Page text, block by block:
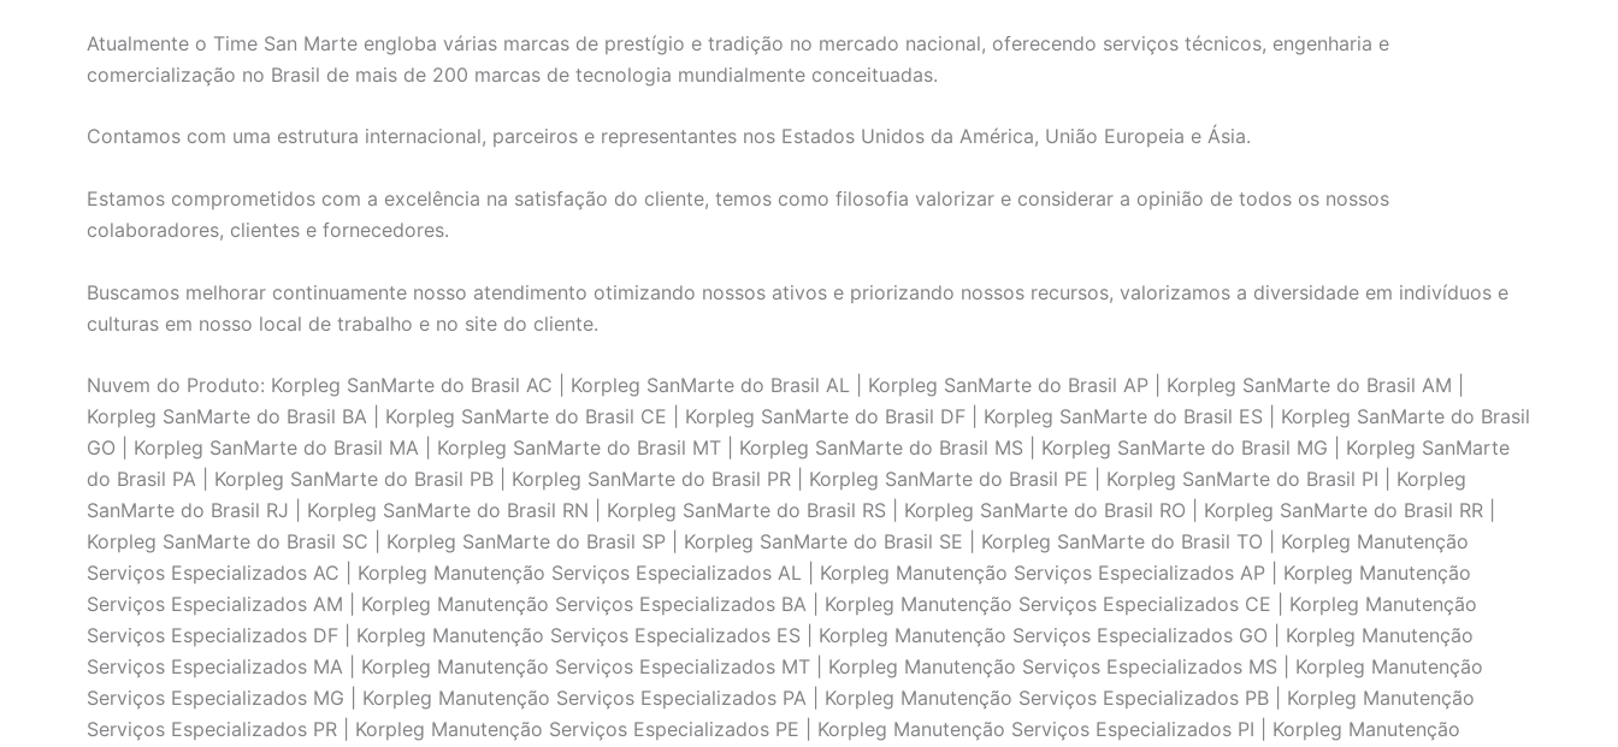
Atualmente o Time San Marte engloba várias marcas de prestígio e tradição no mercado nacional, oferecendo serviços técnicos, engenharia e
comercialização no Brasil de mais de 200 marcas de tecnologia mundialmente conceituadas.
Contamos com uma estrutura internacional, parceiros e representantes nos Estados Unidos da América, União Europeia e Ásia.
Estamos comprometidos com a excelência na satisfação do cliente, temos como filosofia valorizar e considerar a opinião de todos os nossos
colaboradores, clientes e fornecedores.
Buscamos melhorar continuamente nosso atendimento otimizando nossos ativos e priorizando nossos recursos, valorizamos a diversidade em indivíduos e
culturas em nosso local de trabalho e no site do cliente.
Nuvem do Produto: Korpleg SanMarte do Brasil AC | Korpleg SanMarte do Brasil AL | Korpleg SanMarte do Brasil AP | Korpleg SanMarte do Brasil AM |
Korpleg SanMarte do Brasil BA | Korpleg SanMarte do Brasil CE | Korpleg SanMarte do Brasil DF | Korpleg SanMarte do Brasil ES | Korpleg SanMarte do Brasil
GO | Korpleg SanMarte do Brasil MA | Korpleg SanMarte do Brasil MT | Korpleg SanMarte do Brasil MS | Korpleg SanMarte do Brasil MG | Korpleg SanMarte
do Brasil PA | Korpleg SanMarte do Brasil PB | Korpleg SanMarte do Brasil PR | Korpleg SanMarte do Brasil PE | Korpleg SanMarte do Brasil PI | Korpleg
SanMarte do Brasil RJ | Korpleg SanMarte do Brasil RN | Korpleg SanMarte do Brasil RS | Korpleg SanMarte do Brasil RO | Korpleg SanMarte do Brasil RR |
Korpleg SanMarte do Brasil SC | Korpleg SanMarte do Brasil SP | Korpleg SanMarte do Brasil SE | Korpleg SanMarte do Brasil TO | Korpleg Manutenção
Serviços Especializados AC | Korpleg Manutenção Serviços Especializados AL | Korpleg Manutenção Serviços Especializados AP | Korpleg Manutenção
Serviços Especializados AM | Korpleg Manutenção Serviços Especializados BA | Korpleg Manutenção Serviços Especializados CE | Korpleg Manutenção
Serviços Especializados DF | Korpleg Manutenção Serviços Especializados ES | Korpleg Manutenção Serviços Especializados GO | Korpleg Manutenção
Serviços Especializados MA | Korpleg Manutenção Serviços Especializados MT | Korpleg Manutenção Serviços Especializados MS | Korpleg Manutenção
Serviços Especializados MG | Korpleg Manutenção Serviços Especializados PA | Korpleg Manutenção Serviços Especializados PB | Korpleg Manutenção
Serviços Especializados PR | Korpleg Manutenção Serviços Especializados PE | Korpleg Manutenção Serviços Especializados PI | Korpleg Manutenção